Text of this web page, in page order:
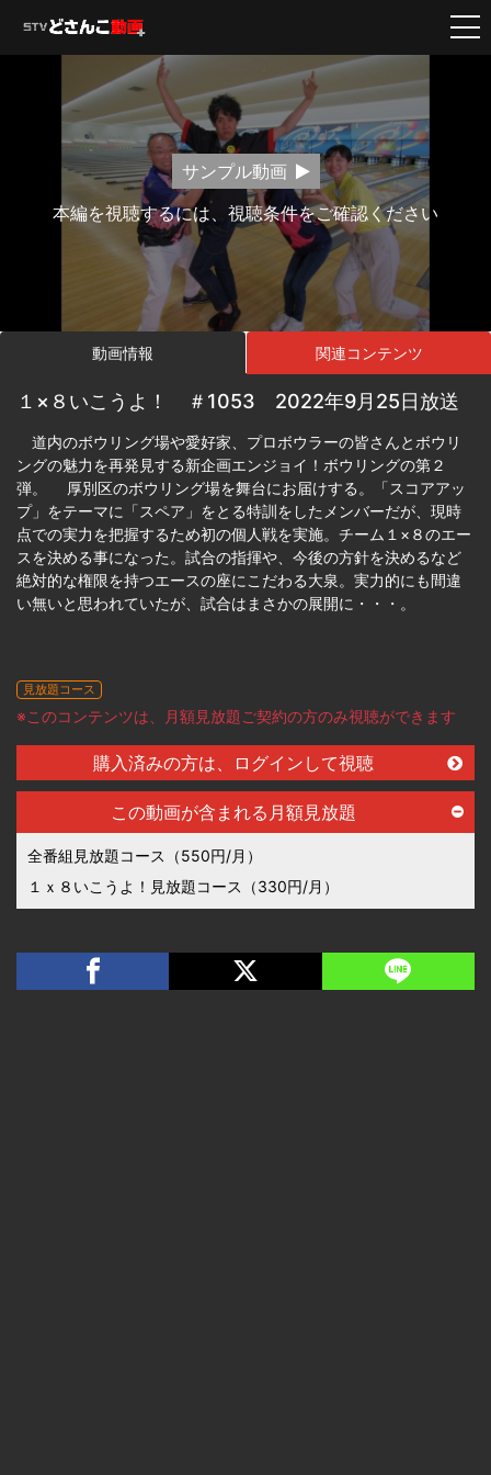
サンプル動画
本編を視聴するには、視聴条件をご確認ください
動画情報 関連コンテンツ
１×８いこうよ！ ＃1053 2022年9月25日放送
道内のボウリング場や愛好家、プロボウラーの皆さんとボウリ
ングの魅力を再発見する新企画エンジョイ！ボウリングの第２
弾。 厚別区のボウリング場を舞台にお届けする。「スコアアッ
プ」をテーマに「スペア」をとる特訓をしたメンバーだが、現時
点での実力を把握するため初の個人戦を実施。チーム１×８のエー
スを決める事になった。試合の指揮や、今後の方針を決めるなど
絶対的な権限を持つエースの座にこだわる大泉。実力的にも間違
い無いと思われていたが、試合はまさかの展開に・・・。
見放題コース
※このコンテンツは、月額見放題ご契約の方のみ視聴ができます
購入済みの方は、ログインして視聴
この動画が含まれる月額見放題
全番組見放題コース（550円/月）
１ｘ８いこうよ！見放題コース（330円/月）